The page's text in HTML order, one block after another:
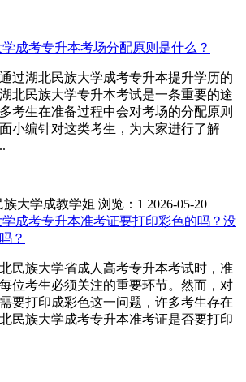
成考专升本考场分配原则是什么？
过湖北民族大学成考专升本提升学历的
北民族大学专升本考试是一条重要的途
考生在准备过程中会对考场的分配原则
小编针对这类考生，为大家进行了解
族大学成教学姐 浏览：1 2026-05-20
成考专升本准考证要打印彩色的吗？没
？
民族大学省成人高考专升本考试时，准
位考生必须关注的重要环节。然而，对
要打印成彩色这一问题，许多考生存在
民族大学成考专升本准考证是否要打印